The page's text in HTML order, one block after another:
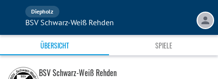
Diepholz
BSV Schwarz-Weiß Rehden
ÜBERSICHT SPIELE
BSV Schwarz-Weiß Rehden